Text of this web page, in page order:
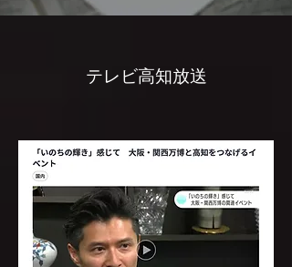
​テレビ高知放送